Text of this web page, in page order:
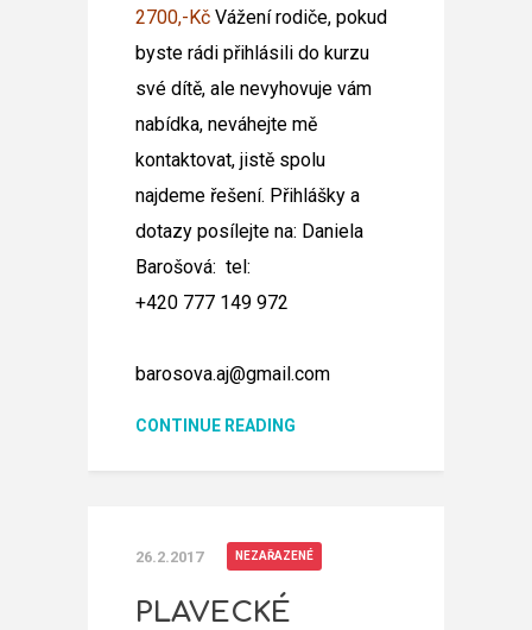
2700,-Kč Vážení rodiče, pokud
byste rádi přihlásili do kurzu
své dítě, ale nevyhovuje vám
nabídka, neváhejte mě
kontaktovat, jistě spolu
najdeme řešení. Přihlášky a
dotazy posílejte na: Daniela
Barošová: tel:
+420 777 149 972
barosova.aj@gmail.com
CONTINUE READING
26.2.2017 NEZAŘAZENÉ
PLAVECKÉ